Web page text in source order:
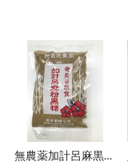
無農薬加計呂麻黒糖